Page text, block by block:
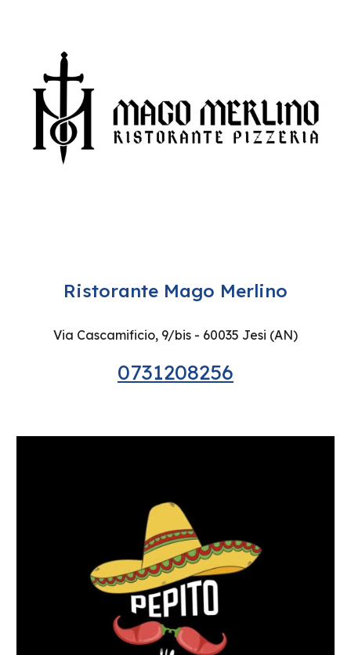
Ristorante Mago Merlino
Via Cascamificio, 9/bis - 60035 Jesi (AN)
0731208256